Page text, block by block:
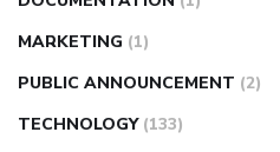
MARKETING (1)
PUBLIC ANNOUNCEMENT (2)
TECHNOLOGY (133)